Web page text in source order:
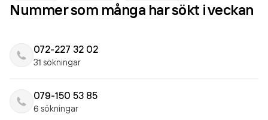
Nummer som många har sökt i veckan
072-227 32 02
31 sökningar
079-150 53 85
6 sökningar